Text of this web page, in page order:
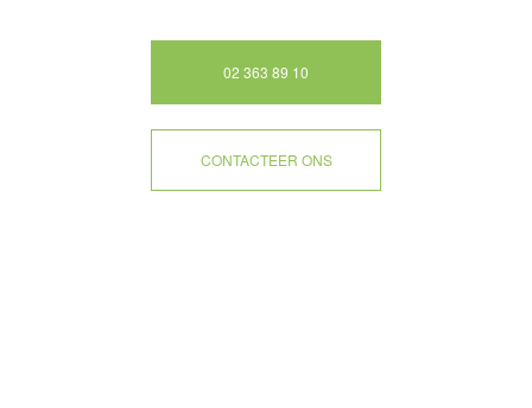
02 363 89 10
CONTACTEER ONS